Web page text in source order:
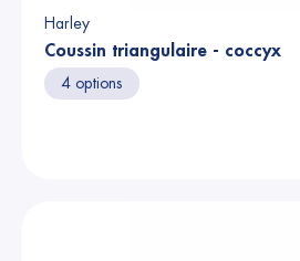
Harley
Coussin triangulaire - coccyx
4 options